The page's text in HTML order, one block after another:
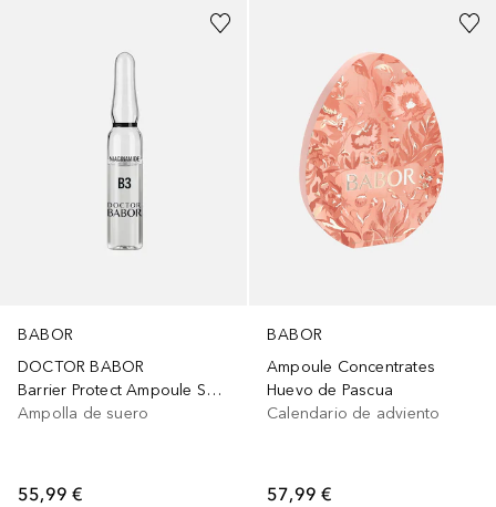
BABOR
DOCTOR BABOR
Barrier Protect Ampoule Serum Concentrate
Ampolla de suero
55,99 €
BABOR
Ampoule Concentrates
Huevo de Pascua
Calendario de adviento
57,99 €